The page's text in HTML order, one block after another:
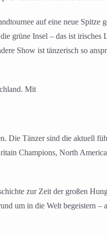
auf eine neue Spitze
grüne Insel – das ist irisches
Show ist tänzerisch so
Mit
Die Tänzer sind die aktuell
Champions, North
zur Zeit der großen
um in die Welt begeistern –